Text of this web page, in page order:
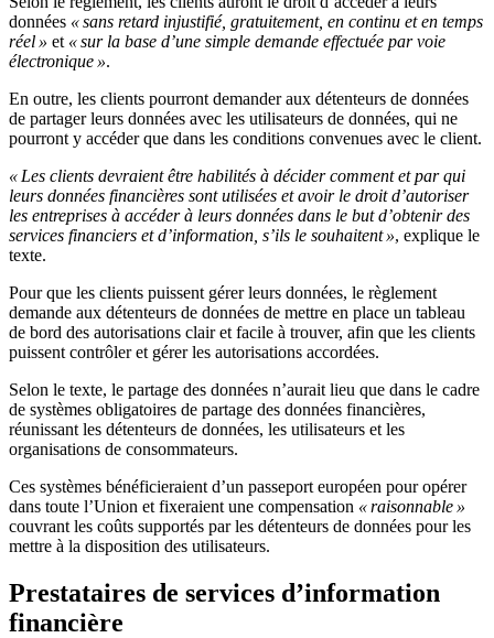
données « sans retard injustifié, gratuitement, en continu et en temps
réel » et « sur la base d’une simple demande effectuée par voie
électronique ».
En outre, les clients pourront demander aux détenteurs de données
de partager leurs données avec les utilisateurs de données, qui ne
pourront y accéder que dans les conditions convenues avec le client.
« Les clients devraient être habilités à décider comment et par qui
leurs données financières sont utilisées et avoir le droit d’autoriser
les entreprises à accéder à leurs données dans le but d’obtenir des
services financiers et d’information, s’ils le souhaitent », explique le
texte.
Pour que les clients puissent gérer leurs données, le règlement
demande aux détenteurs de données de mettre en place un tableau
de bord des autorisations clair et facile à trouver, afin que les clients
puissent contrôler et gérer les autorisations accordées.
Selon le texte, le partage des données n’aurait lieu que dans le cadre
de systèmes obligatoires de partage des données financières,
réunissant les détenteurs de données, les utilisateurs et les
organisations de consommateurs.
Ces systèmes bénéficieraient d’un passeport européen pour opérer
dans toute l’Union et fixeraient une compensation « raisonnable »
couvrant les coûts supportés par les détenteurs de données pour les
mettre à la disposition des utilisateurs.
Prestataires de services d’information
financière